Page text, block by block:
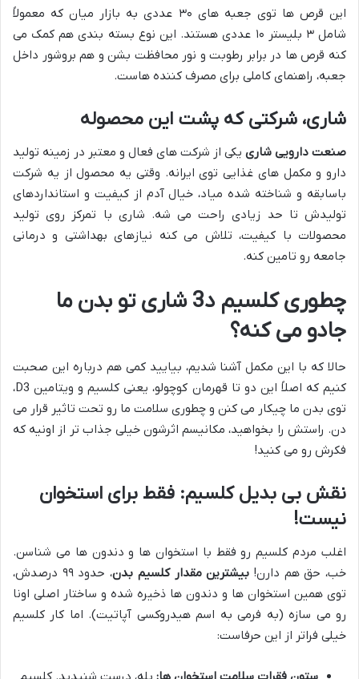
این قرص ها توی جعبه های ۳۰ عددی به بازار میان که معمولاً
شامل ۳ بلیستر ۱۰ عددی هستند. این نوع بسته بندی هم کمک می
کنه قرص ها در برابر رطوبت و نور محافظت بشن و هم بروشور داخل
جعبه، راهنمای کاملی برای مصرف کننده هاست.
شاری، شرکتی که پشت این محصوله
صنعت دارویی شاری یکی از شرکت های فعال و معتبر در زمینه تولید
دارو و مکمل های غذایی توی ایرانه. وقتی یه محصول از یه شرکت
باسابقه و شناخته شده میاد، خیال آدم از کیفیت و استانداردهای
تولیدش تا حد زیادی راحت می شه. شاری با تمرکز روی تولید
محصولات با کیفیت، تلاش می کنه نیازهای بهداشتی و درمانی
جامعه رو تامین کنه.
چطوری کلسیم د3 شاری تو بدن ما
جادو می کنه؟
حالا که با این مکمل آشنا شدیم، بیایید کمی هم درباره این صحبت
کنیم که اصلاً این دو تا قهرمان کوچولو، یعنی کلسیم و ویتامین D3،
توی بدن ما چیکار می کنن و چطوری سلامت ما رو تحت تاثیر قرار می
دن. راستش را بخواهید، مکانیسم اثرشون خیلی جذاب تر از اونیه که
فکرش رو می کنید!
نقش بی بدیل کلسیم: فقط برای استخوان
نیست!
اغلب مردم کلسیم رو فقط با استخوان ها و دندون ها می شناسن.
خب، حق هم دارن! بیشترین مقدار کلسیم بدن
، حدود ۹۹ درصدش،
توی همین استخوان ها و دندون ها ذخیره شده و ساختار اصلی اونا
رو می سازه (به فرمی به اسم هیدروکسی آپاتیت). اما کار کلسیم
خیلی فراتر از این حرفاست: